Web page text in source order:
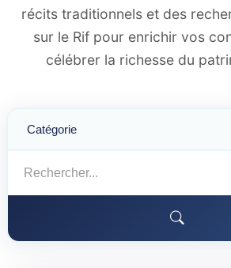
récits traditionnels et des
sur le Rif pour enrichir vos
célébrer la richesse du